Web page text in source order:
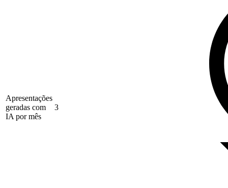
Apresentações
geradas com
IA por mês
3